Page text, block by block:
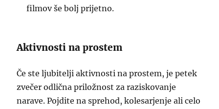
filmov še bolj prijetno.
Aktivnosti na prostem
Če ste ljubitelji aktivnosti na prostem, je petek
zvečer odlična priložnost za raziskovanje
narave. Pojdite na sprehod, kolesarjenje ali celo